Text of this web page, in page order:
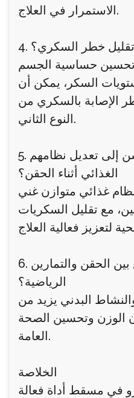
الاستمرار في العلاج.
خطر السكري؟
تحسين حساسية الجسم
السكر، يمكن أن
الإصابة بالسكري من
النوع الثاني.
5. هل يحتاج كبار السن إلى تعديل نظامهم
الغذائي أثناء الحقن؟
نظام غذائي متوازن غني
مع تقليل السكريات
6. هل يمكن الجمع بين الحقن والتمارين
الرياضية؟
البدني يزيد من
الوزن وتحسين الصحة
العامة.
الخلاصة
في مسقط أداة فعالة